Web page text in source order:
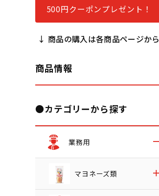
500円クーポンプレゼント！
↓ 商品の購入は各商品ページから
商品情報
●カテゴリーから探す
業務用
マヨネーズ類